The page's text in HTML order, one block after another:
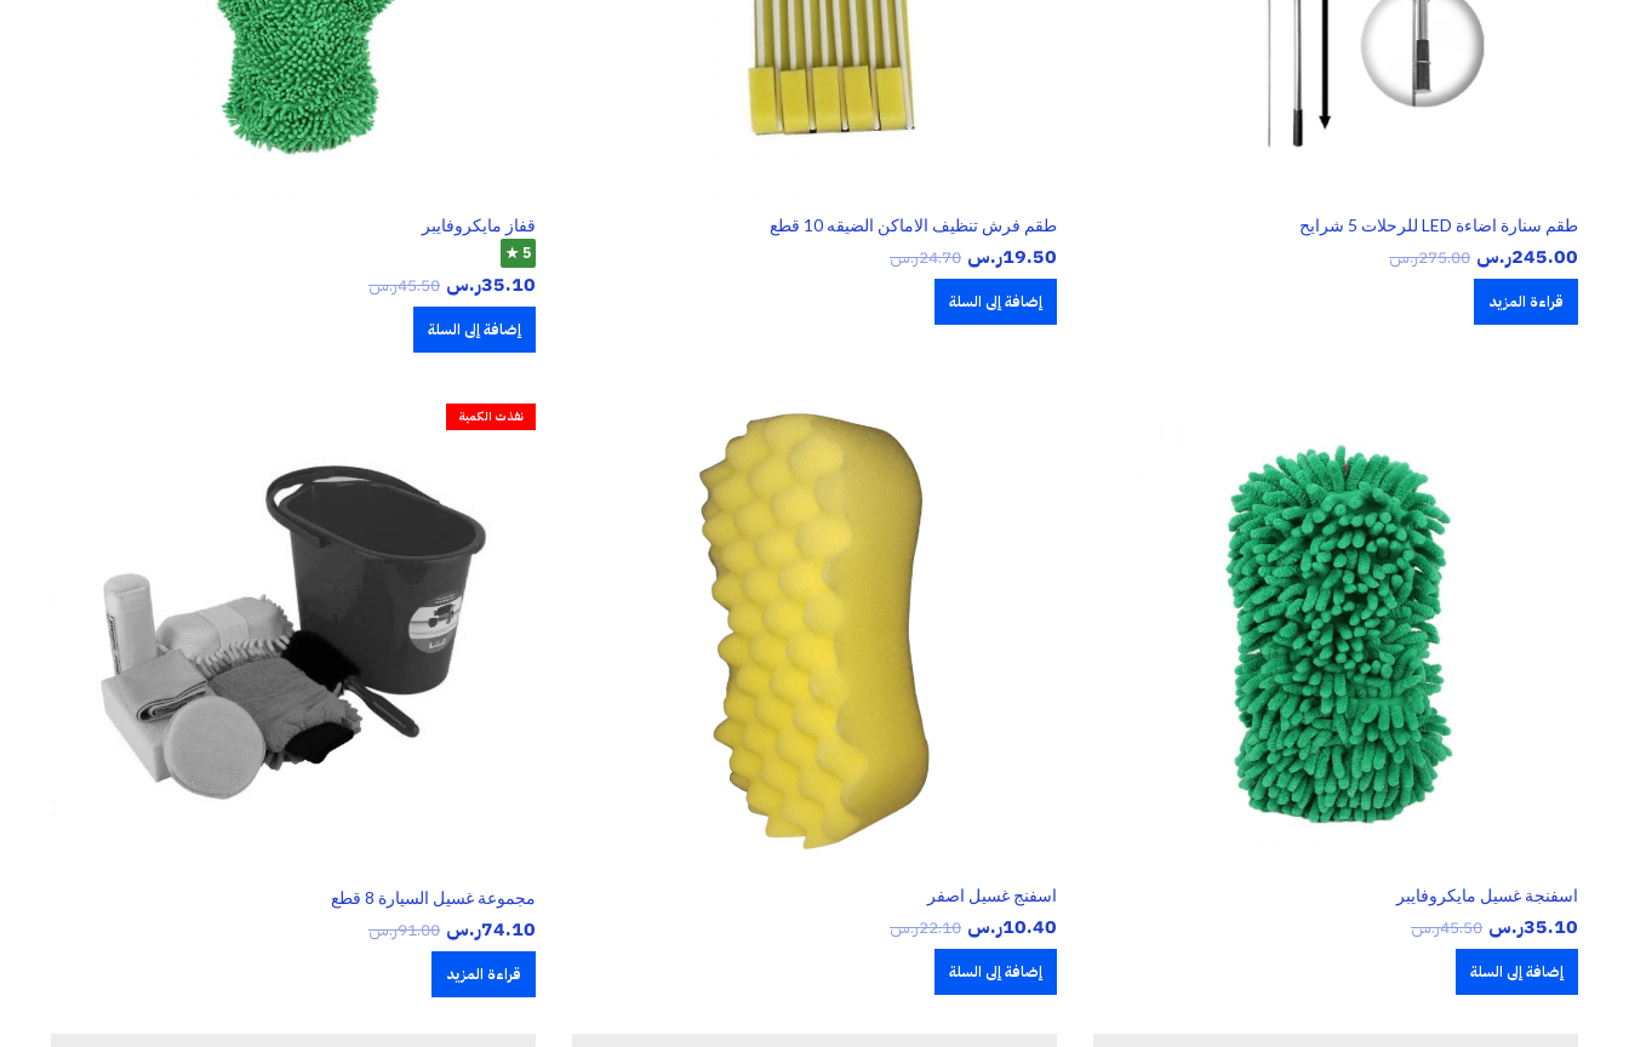
طقم سنارة اضاءة LED للرحلات 5 شرايح
245.00ر.س 275.00ر.س
قراءة المزيد
طقم فرش تنظيف الاماكن الضيقه 10 قطع
19.50ر.س 24.70ر.س
إضافة إلى السلة
قفاز مايكروفايبر
5 ★
35.10ر.س 45.50ر.س
إضافة إلى السلة
اسفنجة غسيل مايكروفايبر
35.10ر.س 45.50ر.س
إضافة إلى السلة
اسفنج غسيل اصفر
10.40ر.س 22.10ر.س
إضافة إلى السلة
نفذت الكمية
مجموعة غسيل السيارة 8 قطع
74.10ر.س 91.00ر.س
قراءة المزيد